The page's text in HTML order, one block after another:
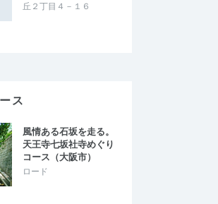
丘２丁目４－１６
ス
風情ある石坂を走る。
天王寺七坂社寺めぐり
コース（大阪市）
ロード